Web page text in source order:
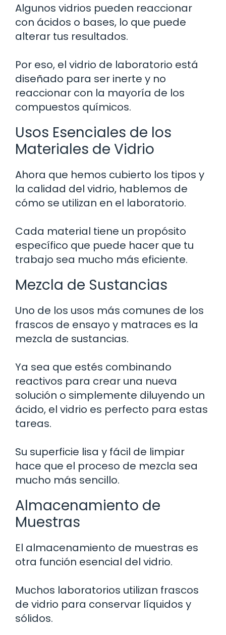
Algunos vidrios pueden reaccionar
con ácidos o bases, lo que puede
alterar tus resultados.
Por eso, el vidrio de laboratorio está
diseñado para ser inerte y no
reaccionar con la mayoría de los
compuestos químicos.
Usos Esenciales de los
Materiales de Vidrio
Ahora que hemos cubierto los tipos y
la calidad del vidrio, hablemos de
cómo se utilizan en el laboratorio.
Cada material tiene un propósito
específico que puede hacer que tu
trabajo sea mucho más eficiente.
Mezcla de Sustancias
Uno de los usos más comunes de los
frascos de ensayo y matraces es la
mezcla de sustancias.
Ya sea que estés combinando
reactivos para crear una nueva
solución o simplemente diluyendo un
ácido, el vidrio es perfecto para estas
tareas.
Su superficie lisa y fácil de limpiar
hace que el proceso de mezcla sea
mucho más sencillo.
Almacenamiento de
Muestras
El almacenamiento de muestras es
otra función esencial del vidrio.
Muchos laboratorios utilizan frascos
de vidrio para conservar líquidos y
sólidos.